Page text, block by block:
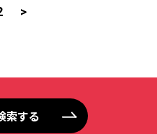
>
索する